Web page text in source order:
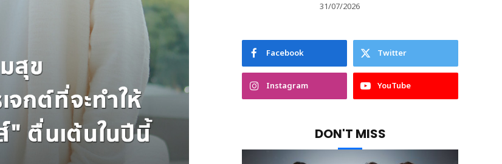
31/07/2026
Facebook Twitter
Instagram YouTube
DON'T MISS